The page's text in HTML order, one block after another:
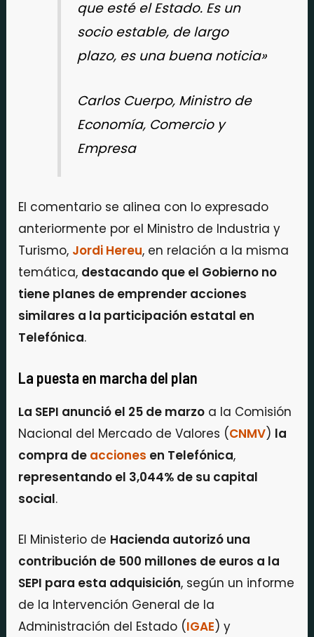
que esté el Estado. Es un
socio estable, de largo
plazo, es una buena noticia»
Carlos Cuerpo, Ministro de
Economía, Comercio y
Empresa
El comentario se alinea con lo expresado
anteriormente por el Ministro de Industria y
Turismo, Jordi Hereu, en relación a la misma
temática, destacando que el Gobierno no
tiene planes de emprender acciones
similares a la participación estatal en
Telefónica.
La puesta en marcha del plan
La SEPI anunció el 25 de marzo a la Comisión
Nacional del Mercado de Valores (CNMV) la
compra de acciones en Telefónica,
representando el 3,044% de su capital
social.
El Ministerio de Hacienda autorizó una
contribución de 500 millones de euros a la
SEPI para esta adquisición, según un informe
de la Intervención General de la
Administración del Estado (IGAE) y